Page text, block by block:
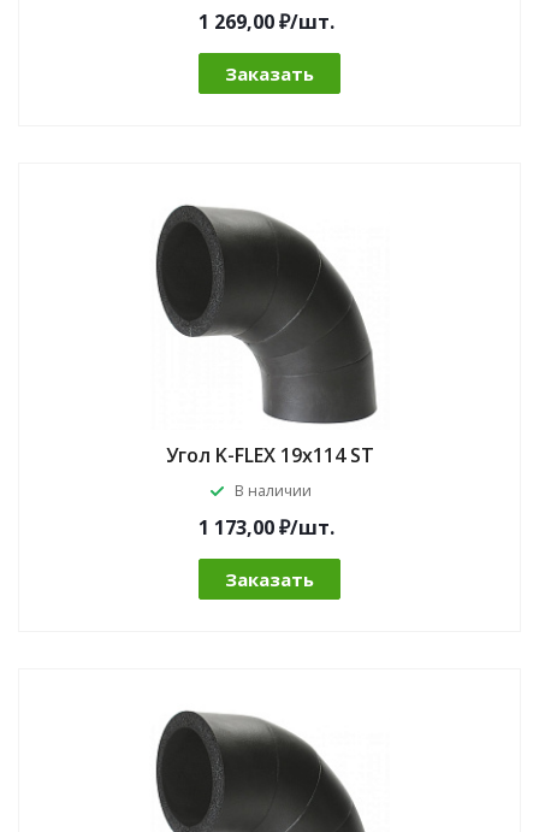
1 269,00 ₽/шт.
Заказать
Угол K-FLEX 19x114 ST
В наличии
1 173,00 ₽/шт.
Заказать